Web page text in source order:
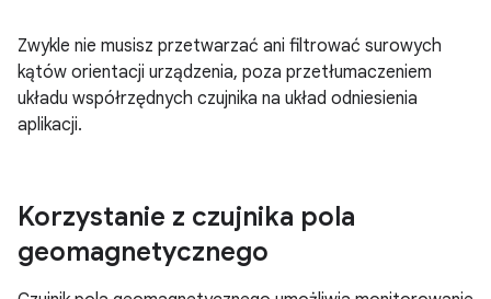
Zwykle nie musisz przetwarzać ani filtrować surowych
kątów orientacji urządzenia, poza przetłumaczeniem
układu współrzędnych czujnika na układ odniesienia
aplikacji.
Korzystanie z czujnika pola
geomagnetycznego